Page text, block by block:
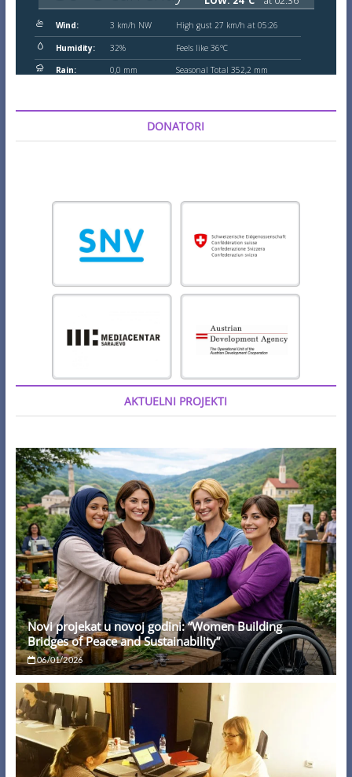
DONATORI
AKTUELNI PROJEKTI
Novi projekat u novoj godini: “Women Building
Bridges of Peace and Sustainability”
06/01/2026